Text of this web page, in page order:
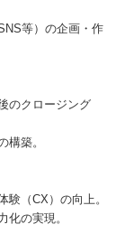
等）の企画・作
のクロージング
構築。
（CX）の向上。
化の実現。